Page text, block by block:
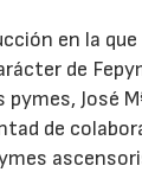
en la
de
pymes, José
de